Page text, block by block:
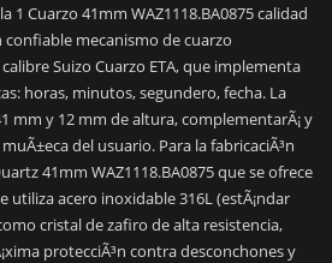
1 Cuarzo 41mm WAZ1118.BA0875 calidad
mecanismo de cuarzo
Suizo Cuarzo ETA, que implementa
horas, minutos, segundero, fecha. La
mm y 12 mm de altura, complementarÃ¡ y
del usuario. Para la fabricaciÃ³n
41mm WAZ1118.BA0875 que se ofrece
utiliza acero inoxidable 316L (estÃ¡ndar
cristal de zafiro de alta resistencia,
protecciÃ³n contra desconchones y